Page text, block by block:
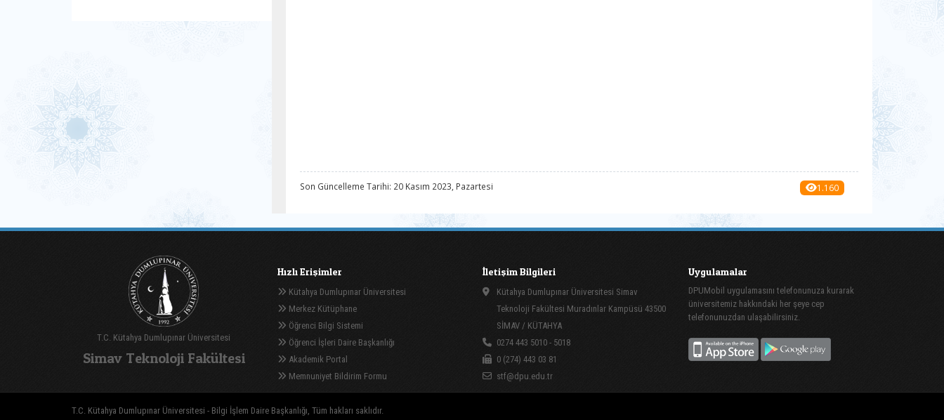
Son Güncelleme Tarihi: 20 Kasım 2023, Pazartesi 1.160
T.C. Kütahya Dumlupınar Üniversitesi
Simav Teknoloji Fakültesi
Hızlı Erişimler
Kütahya Dumlupınar Üniversitesi
Merkez Kütüphane
Öğrenci Bilgi Sistemi
Öğrenci İşleri Daire Başkanlığı
Akademik Portal
Memnuniyet Bildirim Formu
İletişim Bilgileri
Kütahya Dumlupınar Üniversitesi Simav
Teknoloji Fakültesi Muradınlar Kampüsü 43500
SİMAV / KÜTAHYA
0274 443 5010 - 5018
0 (274) 443 03 81
stf@dpu.edu.tr
Uygulamalar
DPUMobil uygulamasını telefonunuza kurarak
üniversitemiz hakkındaki her şeye cep
telefonunuzdan ulaşabilirsiniz.
T.C. Kütahya Dumlupınar Üniversitesi - Bilgi İşlem Daire Başkanlığı, Tüm hakları saklıdır.